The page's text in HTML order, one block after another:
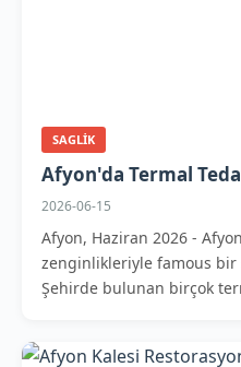
SAGLIK
Afyon'da Termal
2026-06-15
Afyon, Haziran 2026 -
zenginlikleriyle famous
Şehirde bulunan birçok